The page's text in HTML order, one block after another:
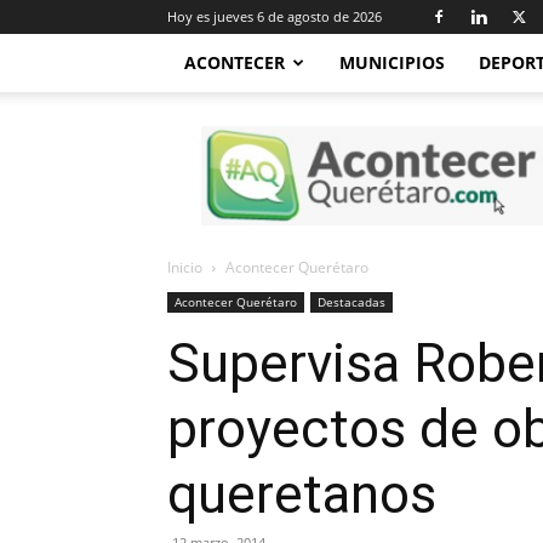
Hoy es jueves 6 de agosto de 2026
ACONTECER MUNICIPIOS
Acontecer
Querétaro
Inicio Acontecer Querétaro
Acontecer Querétaro Destacadas
Supervisa
proyectos de
queretanos